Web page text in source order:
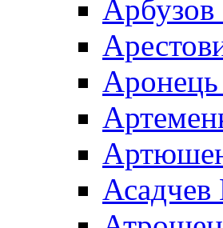
Арбузов
Асадчев